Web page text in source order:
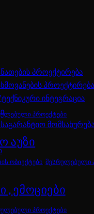
პროექტირება
პროექტირება
ინტეგრაცია
პროექტები
ᲐᲣᲖᲘ
ობიექტები შესრულებული
, ᲔᲛᲝᲪᲘᲔᲑᲘ
პროექტები